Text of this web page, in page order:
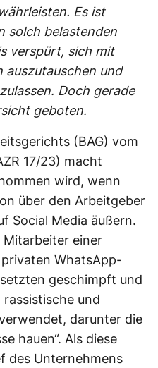
Es ist
solch belastenden
verspürt, sich mit
auszutauschen und
Doch gerade
geboten.
(BAG) vom
17/23) macht
wird, wenn
über den Arbeitgeber
Social Media äußern.
Mitarbeiter einer
WhatsApp-
geschimpft und
rassistische und
darunter die
hauen“. Als diese
des Unternehmens